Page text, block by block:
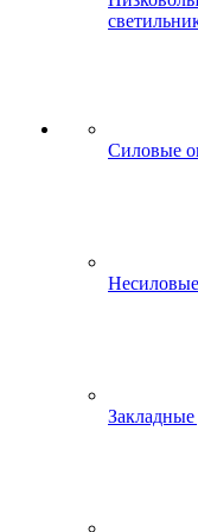
Силовые
Закладные